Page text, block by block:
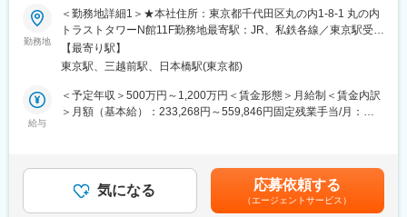
ます。
＊バイオシミラー：先行バイオ医薬品と同等/同質の品質、安全性
および有効性を有し、異なる製造販売業者により開発される医薬
■事業の特徴：
開発から臨床試験、規制関連業務、製造、流通まで、バイオ医薬
品事業の全プロセスに対応するワンストップソリューションを提
供することで、世界中の患者様にバイオ医薬品の新しい治療の選
■ ポジション概要
歯科クリニックの経営支援業務。適切なガバナンス体制の構築や
業務の効率化、採用・教育といった面での支援も実施。誰もが働
きやすい環境を実現するとともに、目まぐるしく変化する歯科業
界の中で、競争力を発揮できる医院づくりをバックアップしてい
きます。
・適切なガバナンス体制の構築、意思決定の高度化
・共同購買、本部機能、ICT導入による業務オペレーションの効率
勤務地
＜勤務地詳細1＞★本社住所：東京都千代田区丸の内1-8-1 丸の内
トラストタワーN館11F勤務地最寄駅：JR、私鉄各線／東京駅受動
喫煙対策：屋内全面禁煙＜勤務地詳細2＞在宅勤務（直行直帰）住
所：大阪府 受動喫煙対策：屋内全面禁煙変更の範囲：本文参照
【最寄り駅】
東京駅、三越前駅、日本橋駅(東京都)
給与
＜予定年収＞500万円～1,200万円＜賃金形態＞月給制＜賃金内訳
＞月額（基本給）：233,268円～559,846円固定残業手当/月：
上記、想定年収のためスキルやご経験に応じて変動する可能性あ
り■昇給：有（※会社業績、勤務成績、成果に応じる）■賞与：有
（※会社業績に応じる。上記想定年収には賞与含まず）賃金はあく
気になる 応募依頼する
（エージェントサービス）